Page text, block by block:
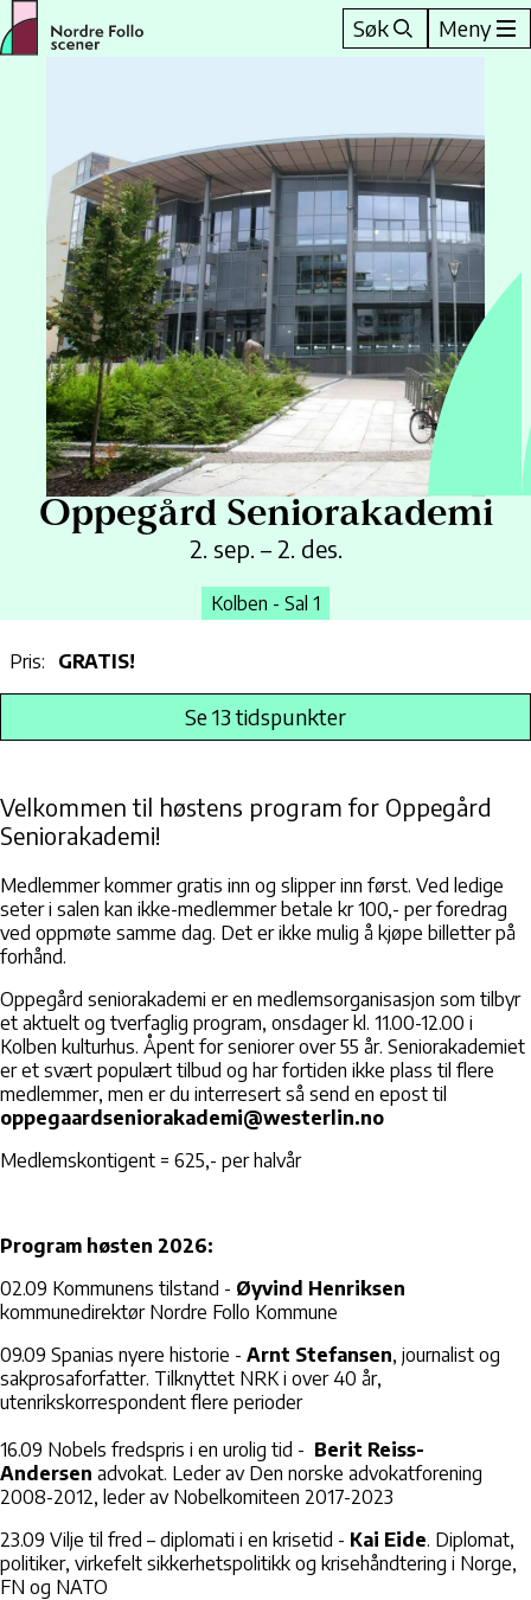
Hopp
til
innhold
Søk Meny
Oppegård Seniorakademi
2. sep. – 2. des.
Kolben - Sal 1
Pris: GRATIS!
Se 13 tidspunkter
Velkommen til høstens program for Oppegård
Seniorakademi!
Medlemmer kommer gratis inn og slipper inn først. Ved ledige
seter i salen kan ikke-medlemmer betale kr 100,- per foredrag
ved oppmøte samme dag. Det er ikke mulig å kjøpe billetter på
forhånd.
Oppegård seniorakademi er en medlemsorganisasjon som tilbyr
et aktuelt og tverfaglig program, onsdager kl. 11.00-12.00 i
Kolben kulturhus. Åpent for seniorer over 55 år. Seniorakademiet
er et svært populært tilbud og har fortiden ikke plass til flere
medlemmer, men er du interresert så send en epost til
oppegaardseniorakademi@westerlin.no
Medlemskontigent = 625,- per halvår
Program høsten 2026:
02.09 Kommunens tilstand - Øyvind Henriksen
kommunedirektør Nordre Follo Kommune
09.09 Spanias nyere historie - Arnt Stefansen, journalist og
sakprosaforfatter. Tilknyttet NRK i over 40 år,
utenrikskorrespondent flere perioder
16.09 Nobels fredspris i en urolig tid - Berit Reiss-
Andersen advokat. Leder av Den norske advokatforening
2008-2012, leder av Nobelkomiteen 2017-2023
23.09 Vilje til fred – diplomati i en krisetid - Kai Eide. Diplomat,
politiker, virkefelt sikkerhetspolitikk og krisehåndtering i Norge,
FN og NATO